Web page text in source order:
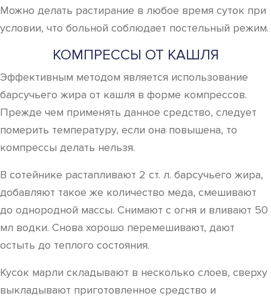
Можно делать растирание в любое время суток при
условии, что больной соблюдает постельный режим.
КОМПРЕССЫ ОТ КАШЛЯ
Эффективным методом является использование
барсучьего жира от кашля в форме компрессов.
Прежде чем применять данное средство, следует
померить температуру, если она повышена, то
компрессы делать нельзя.
В сотейнике растапливают 2 ст. л. барсучьего жира,
добавляют такое же количество меда, смешивают
до однородной массы. Снимают с огня и вливают 50
мл водки. Снова хорошо перемешивают, дают
остыть до теплого состояния.
Кусок марли складывают в несколько слоев, сверху
выкладывают приготовленное средство и